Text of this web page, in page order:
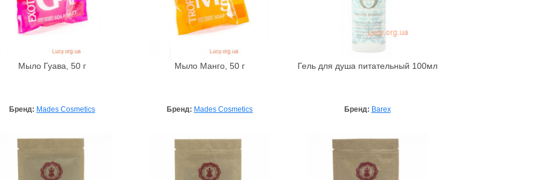
Мыло Гуава, 50 г
Бренд: Mades Cosmetics
Мыло Манго, 50 г
Бренд: Mades Cosmetics
Гель для душа питательный 100мл
Бренд: Barex